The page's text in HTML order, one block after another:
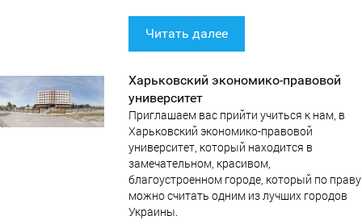
Читать далее
Харьковский экономико-правовой
университет
Приглашаем вас прийти учиться к нам, в
Харьковский экономико-правовой
университет, который находится в
замечательном, красивом,
благоустроенном городе, который по праву
можно считать одним из лучших городов
Украины.